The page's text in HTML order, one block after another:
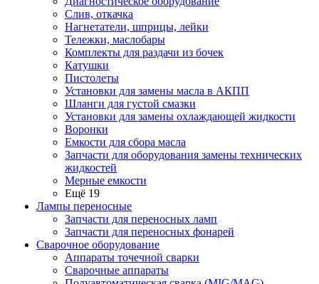
Слив, откачка
Нагнетатели, шприцы, лейки
Тележки, маслобары
Комплекты для раздачи из бочек
Катушки
Пистолеты
Установки для замены масла в АКПП
Шланги для густой смазки
Установки для замены охлаждающей жидкости
Воронки
Емкости для сбора масла
Запчасти для оборудования замены технических
жидкостей
Мерные емкости
Ещё 19
Лампы переносные
Запчасти для переносных ламп
Запчасти для переносных фонарей
Сварочное оборудование
Аппараты точечной сварки
Сварочные аппараты